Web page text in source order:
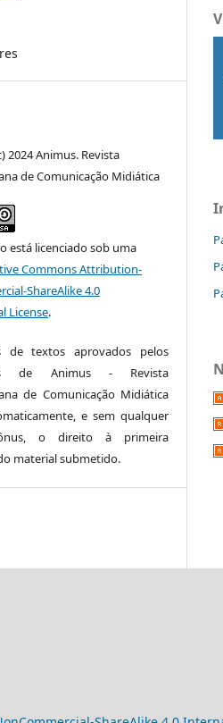
2024 Animus. Revista
de Comunicação Midiática
está licenciado sob uma
Commons Attribution-
ShareAlike 4.0
License.
de textos aprovados pelos
de Animus - Revista
de Comunicação Midiática
e sem qualquer
o direito à primeira
material submetido.